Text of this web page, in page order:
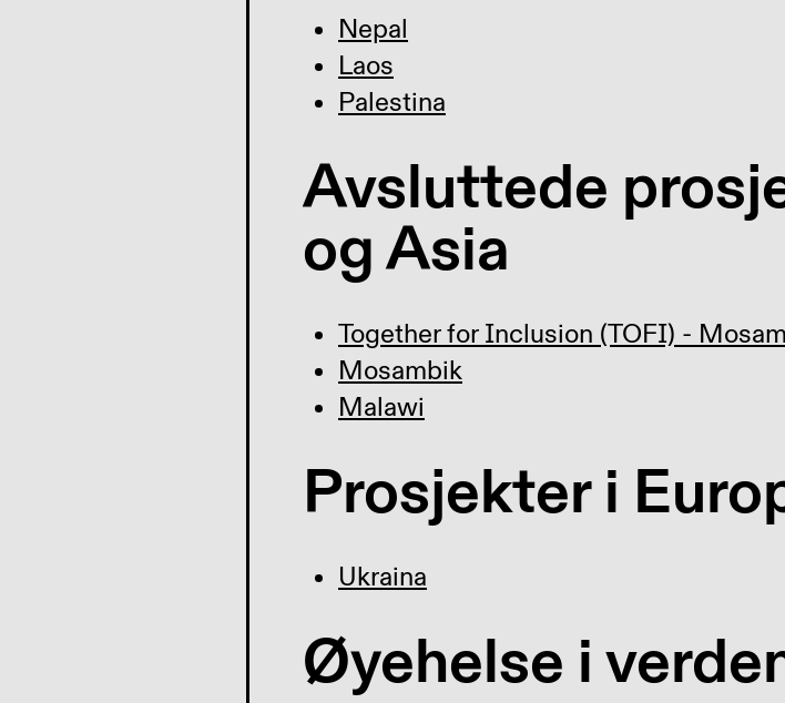
Nepal
Laos
Palestina
Avsluttede
og Asia
Together for Inclusion (TOFI) -
Mosambik
Malawi
Prosjekter i
Ukraina
Øyehelse i